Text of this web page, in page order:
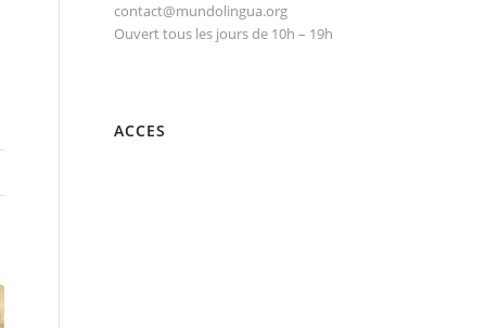
contact@mundolingua.org
Ouvert tous les jours de 10h – 19h
ACCES